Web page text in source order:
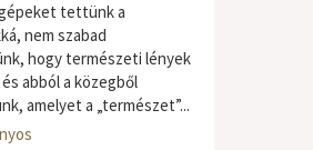
tettünk a
nem szabad
hogy természeti lények
abból a közegből
amelyet a „természet”...
ifjúsági,ismeretterjesztő